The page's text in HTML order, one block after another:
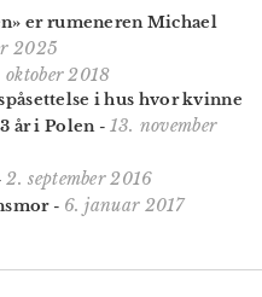
er rumeneren Michael
2025
oktober 2018
i hus hvor kvinne
år i Polen- 13. november
2. september 2016
- 6. januar 2017